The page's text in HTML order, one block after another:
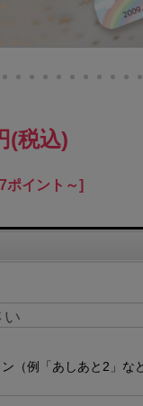
(税込)
イント～]
（例「あしあと2」な